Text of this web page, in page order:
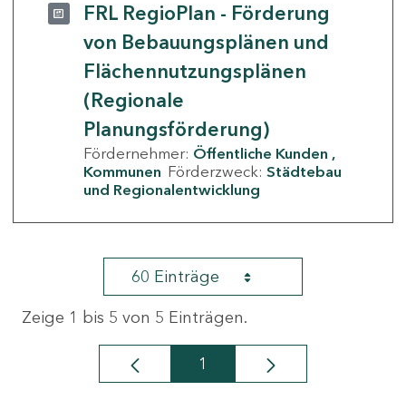
FRL RegioPlan - Förderung
von Bebauungsplänen und
Flächennutzungsplänen
(Regionale
Planungsförderung)
Fördernehmer: Öffentliche Kunden
Kommunen Förderzweck: Städtebau
und Regionalentwicklung
60 Einträge
Zeige 1 bis 5 von 5 Einträgen.
Seite
1